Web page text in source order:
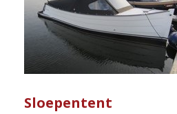
Sloepentent